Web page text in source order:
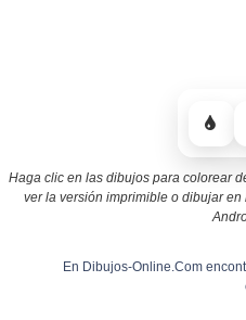
Haga clic en las dibujos para colorear
ver la versión imprimible o dibujar
En Dibujos-Online.Com